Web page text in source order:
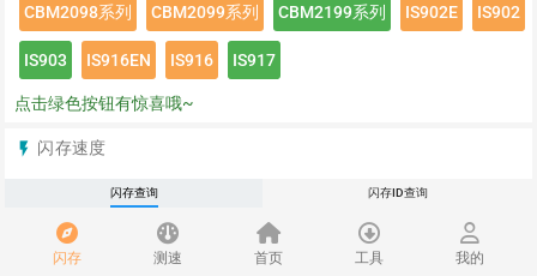
闪存 测速 首页 工具 我的
CBM2098系列 CBM2099系列 CBM2199系列 IS902E IS902
IS903 IS916EN IS916 IS917
点击绿色按钮有惊喜哦~
flash_on 闪存速度
推荐
闪存查询 闪存ID查询